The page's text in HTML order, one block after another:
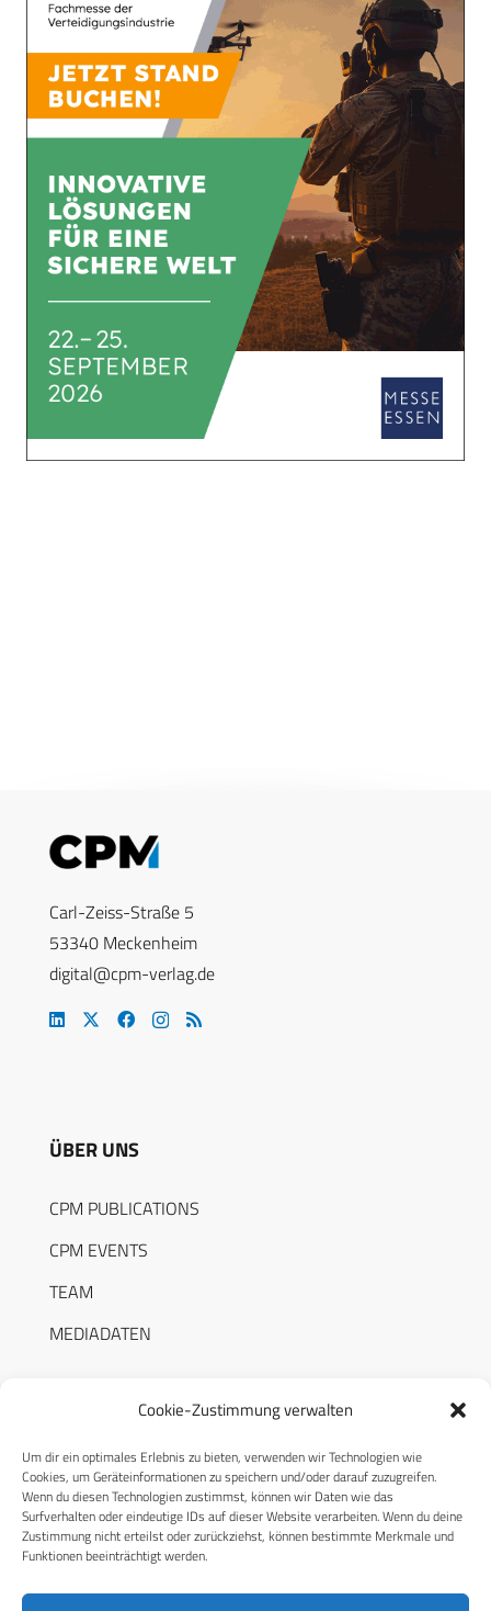
Cookie-Zustimmung verwalten
Um dir ein optimales Erlebnis zu bieten, verwenden wir Technologien wie
Cookies, um Geräteinformationen zu speichern und/oder darauf zuzugreifen.
Wenn du diesen Technologien zustimmst, können wir Daten wie das
Surfverhalten oder eindeutige IDs auf dieser Website verarbeiten. Wenn du deine
Zustimmung nicht erteilst oder zurückziehst, können bestimmte Merkmale und
Funktionen beeinträchtigt werden.
Carl-Zeiss-Straße 5
53340 Meckenheim
digital@cpm-verlag.de
ÜBER UNS
CPM PUBLICATIONS
CPM EVENTS
TEAM
MEDIADATEN
RECHTLICHES
Datenschutzerklärung
Cookie-Richtlinie (EU)